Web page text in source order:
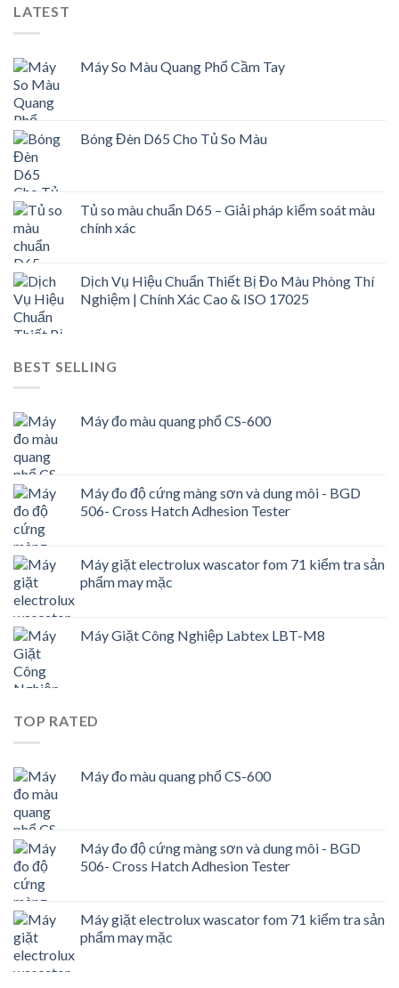
LATEST
Máy So Màu Quang Phổ Cầm Tay
Bóng Đèn D65 Cho Tủ So Màu
Tủ so màu chuẩn D65 – Giải pháp kiểm soát màu
chính xác
Dịch Vụ Hiệu Chuẩn Thiết Bị Đo Màu Phòng Thí
Nghiệm | Chính Xác Cao & ISO 17025
BEST SELLING
Máy đo màu quang phổ CS-600
Máy đo độ cứng màng sơn và dung môi - BGD
506- Cross Hatch Adhesion Tester
Máy giặt electrolux wascator fom 71 kiểm tra sản
phẩm may mặc
Máy Giặt Công Nghiệp Labtex LBT-M8
TOP RATED
Máy đo màu quang phổ CS-600
Máy đo độ cứng màng sơn và dung môi - BGD
506- Cross Hatch Adhesion Tester
Máy giặt electrolux wascator fom 71 kiểm tra sản
phẩm may mặc